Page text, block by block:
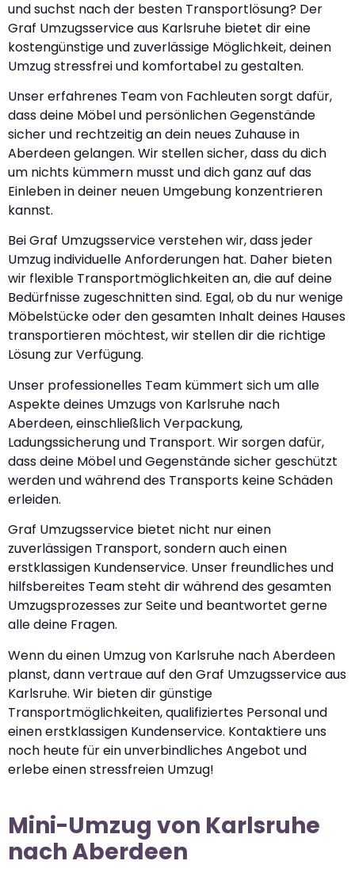
und suchst nach der besten Transportlösung? Der
Graf Umzugsservice aus Karlsruhe bietet dir eine
kostengünstige und zuverlässige Möglichkeit, deinen
Umzug stressfrei und komfortabel zu gestalten.
Unser erfahrenes Team von Fachleuten sorgt dafür,
dass deine Möbel und persönlichen Gegenstände
sicher und rechtzeitig an dein neues Zuhause in
Aberdeen gelangen. Wir stellen sicher, dass du dich
um nichts kümmern musst und dich ganz auf das
Einleben in deiner neuen Umgebung konzentrieren
kannst.
Bei Graf Umzugsservice verstehen wir, dass jeder
Umzug individuelle Anforderungen hat. Daher bieten
wir flexible Transportmöglichkeiten an, die auf deine
Bedürfnisse zugeschnitten sind. Egal, ob du nur wenige
Möbelstücke oder den gesamten Inhalt deines Hauses
transportieren möchtest, wir stellen dir die richtige
Lösung zur Verfügung.
Unser professionelles Team kümmert sich um alle
Aspekte deines Umzugs von Karlsruhe nach
Aberdeen, einschließlich Verpackung,
Ladungssicherung und Transport. Wir sorgen dafür,
dass deine Möbel und Gegenstände sicher geschützt
werden und während des Transports keine Schäden
erleiden.
Graf Umzugsservice bietet nicht nur einen
zuverlässigen Transport, sondern auch einen
erstklassigen Kundenservice. Unser freundliches und
hilfsbereites Team steht dir während des gesamten
Umzugsprozesses zur Seite und beantwortet gerne
alle deine Fragen.
Wenn du einen Umzug von Karlsruhe nach Aberdeen
planst, dann vertraue auf den Graf Umzugsservice aus
Karlsruhe. Wir bieten dir günstige
Transportmöglichkeiten, qualifiziertes Personal und
einen erstklassigen Kundenservice. Kontaktiere uns
noch heute für ein unverbindliches Angebot und
erlebe einen stressfreien Umzug!
Mini-Umzug von Karlsruhe
nach Aberdeen